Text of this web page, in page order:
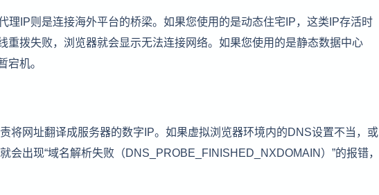
理IP则是连接海外平台的桥梁。如果您使用的是动态住宅IP，这类IP存活时
重拨失败，浏览器就会显示无法连接网络。如果您使用的是静态数据中心
机。
将网址翻译成服务器的数字IP。如果虚拟浏览器环境内的DNS设置不当，或
出现“域名解析失败（DNS_PROBE_FINISHED_NXDOMAIN）”的报错，